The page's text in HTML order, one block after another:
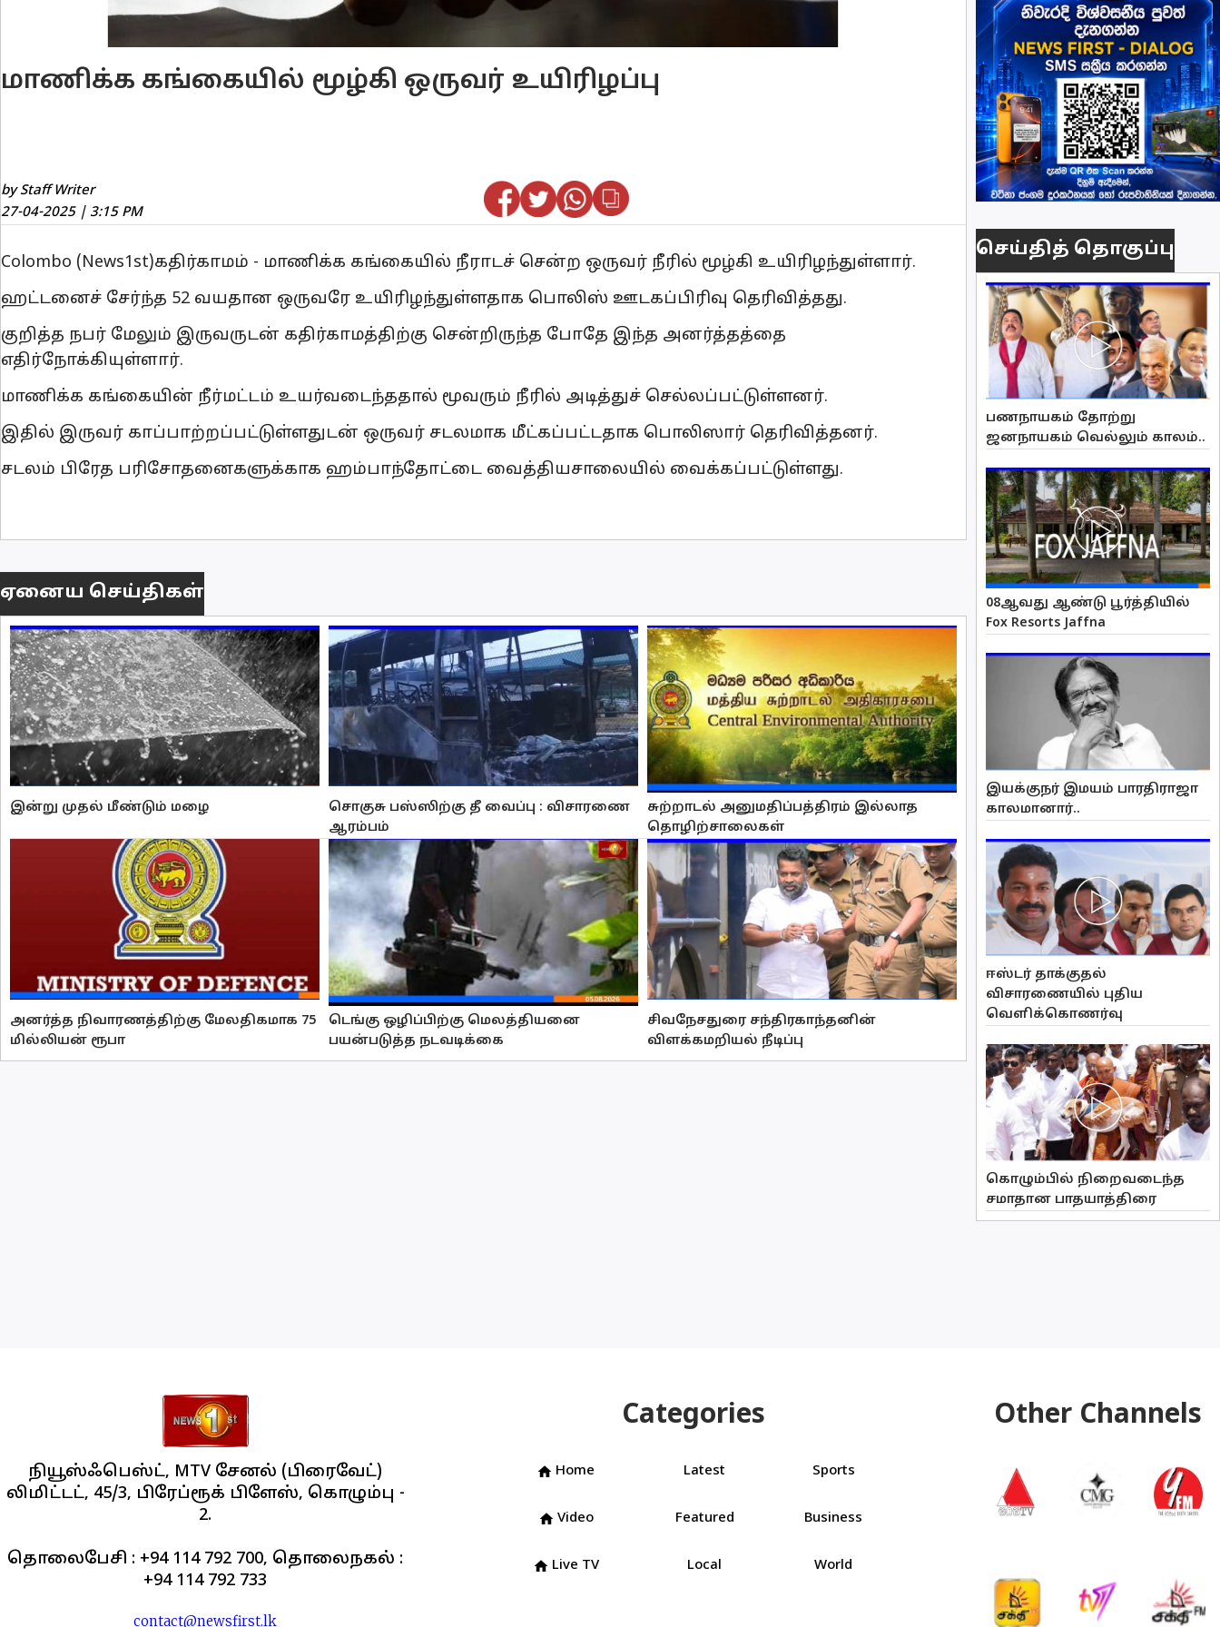
மாணிக்க கங்கையில் மூழ்கி ஒருவர் உயிரிழப்பு
by Staff Writer
27-04-2025 | 3:15 PM
Colombo (News1st)கதிர்காமம் - மாணிக்க கங்கையில் நீராடச் சென்ற ஒருவர் நீரில் மூழ்கி உயிரிழந்துள்ளார்.
ஹட்ட​னைச் சேர்ந்த 52 வயதான ஒருவரே உயிரிழந்துள்ளதாக பொலிஸ் ஊடகப்பிரிவு தெரிவித்தது.
குறித்த நபர் மேலும் இருவருடன் கதிர்காமத்திற்கு சென்றிருந்த போதே இந்த அனர்த்தத்தை
எதிர்நோக்கியுள்ளார்.
மாணிக்க கங்கையின் நீர்மட்டம் உயர்வடைந்ததால் மூவரும் நீரில் அடித்துச் செல்லப்பட்டுள்ளனர்.
இதில் இருவர் காப்பாற்றப்பட்டுள்ளதுடன் ஒருவர் சடலமாக மீட்கப்பட்டதாக பொலிஸார் தெரிவித்தனர்.
சடலம் பிரேத பரிசோதனைகளுக்காக ஹம்பாந்தோட்டை வைத்தியசாலையில் வைக்கப்பட்டுள்ளது.
ஏனைய செய்திகள்
இன்று முதல் மீண்டும் மழை
சொகுசு பஸ்ஸிற்கு தீ வைப்பு : விசாரணை
ஆரம்பம்
சுற்றாடல் அனுமதிப்பத்திரம் இல்லாத
தொழிற்சாலைகள்
அனர்த்த நிவாரணத்திற்கு மேலதிகமாக 75
மில்லியன் ரூபா
டெங்கு ஒழிப்பிற்கு மெலத்தியனை
பயன்படுத்த நடவடிக்கை
சிவநேசதுரை சந்திரகாந்தனின்
விளக்கமறியல் நீடிப்பு
செய்தித் தொகுப்பு
பணநாயகம் தோற்று
ஜனநாயகம் வெல்லும் காலம்..
08ஆவது ஆண்டு பூர்த்தியில்
Fox Resorts Jaffna
இயக்குநர் இமயம் பாரதிராஜா
காலமானார்..
ஈஸ்டர் தாக்குதல்
விசாரணையில் புதிய
வௌிக்கொணர்வு
கொழும்பில் நிறைவடைந்த
சமாதான பாதயாத்திரை
நியூஸ்ஃபெஸ்ட், MTV சேனல் (பிரைவேட்)
லிமிட்டட், 45/3, பிரேப்ரூக் பிளேஸ், கொழும்பு -
2.
தொலைபேசி : +94 114 792 700, தொலைநகல் :
+94 114 792 733
contact@newsfirst.lk
Categories
home Home Latest Sports
home Video Featured Business
home Live TV Local World
Other Channels